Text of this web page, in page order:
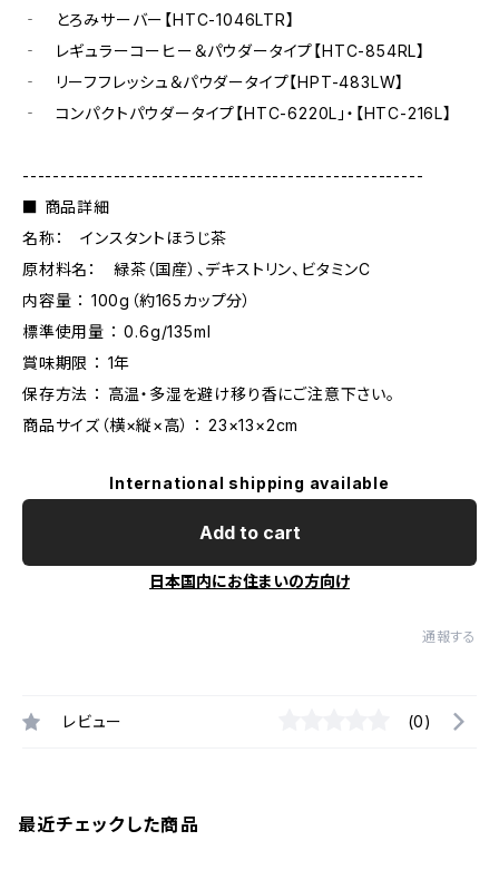
‐ とろみサーバー【HTC-1046LTR】
‐ レギュラーコーヒー＆パウダータイプ【HTC-854RL】
‐ リーフフレッシュ＆パウダータイプ【HPT-483LW】
‐ コンパクトパウダータイプ【HTC-6220L」・【HTC-216L】
-----------------------------------------------------
■ 商品詳細
名称： インスタントほうじ茶
原材料名： 緑茶（国産）、デキストリン、ビタミンC
内容量 ： 100g（約165カップ分）
標準使用量 ： 0.6g/135ml
賞味期限 ： 1年
保存方法 ： 高温・多湿を避け移り香にご注意下さい。
商品サイズ（横×縦×高） ： 23×13×2cm
International shipping available
Add to cart
日本国内にお住まいの方向け
通報する
レビュー (0)
最近チェックした商品